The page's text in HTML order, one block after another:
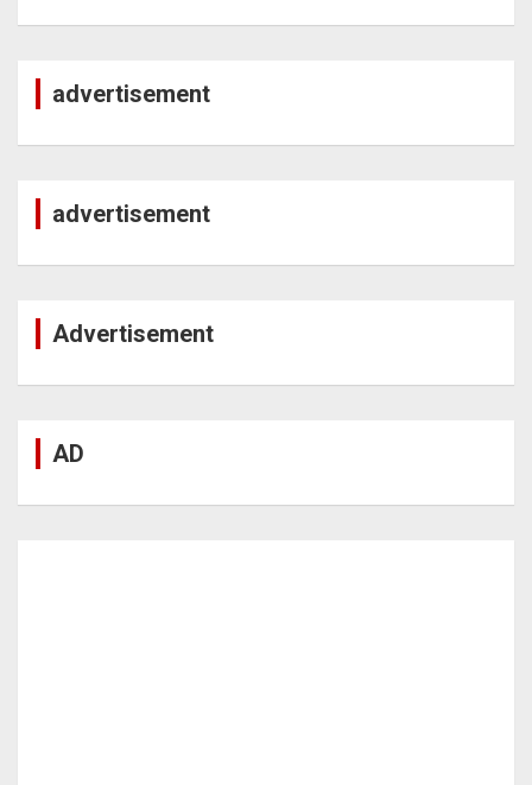
advertisement
advertisement
Advertisement
AD